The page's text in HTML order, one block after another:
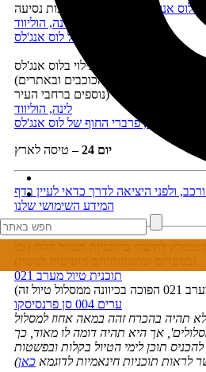
ללוס אנג'לס
לינה, הוליווד
לינה, פרברי החוף של לוס אנג'לס
יום בילוי בלוס אנג'לס
(ניתן לבקר ביום זה ביוניברסל סטודיוס או בשדרת הכוכבים ובאתרים
נוספים ברחבי העיר)
לינה, הוליווד
לינה, פרברי החוף של לוס אנג'לס
יום 24
–טיסה לארץ
ולפני היציאה לדרך כדאי לעיין בדף
המידע השימושי שלנו
תוכנית טיול מערב 021
ערים 004 סן פרנסיסקו
תהיה בהכרח זהה במאה אחוז למסלול
אך היא תהיה דומה לו מאוד, כך
תוכן לימי הטיול בקלות ובפשטות
לראות תוכניות חינאמיות לדוגמא כאן)